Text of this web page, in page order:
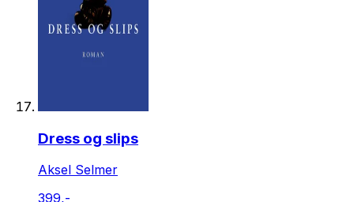
Dress og slips
Aksel Selmer
399,-